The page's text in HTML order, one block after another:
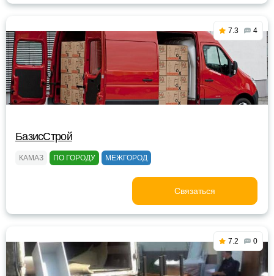
7.3 4
БазисСтрой
КАМАЗ ПО ГОРОДУ МЕЖГОРОД
Связаться
7.2 0